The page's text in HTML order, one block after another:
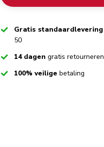
CheckedGratis standaardlevering
50
Checked14 dagen gratis retourneren
Checked100% veilige betaling